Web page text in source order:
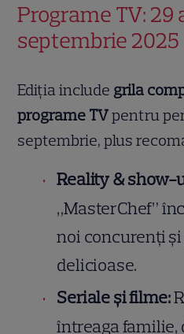
Programe TV: 29
septembrie 2025
Ediția include grila
programe TVpentru
septembrie, plus
Reality & show-
„MasterChef”
noi concurenți
delicioase.
Seriale și filme:
întreaga familie,